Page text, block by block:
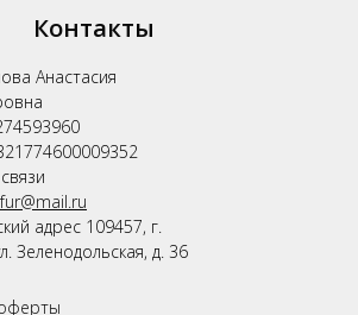
Контакты
Анастасия
адрес 109457, г.
Зеленодольская, д. 36